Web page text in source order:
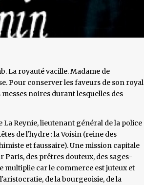
La royauté vacille. Madame de
Pour conserver les faveurs de son royal
noires durant lesquelles des
Reynie, lieutenant général de la police
de l'hydre : la Voisin (reine des
et faussaire). Une mission capitale
des prêtres douteux, des sages-
multiplie car le commerce est juteux et
de la bourgeoisie, de la